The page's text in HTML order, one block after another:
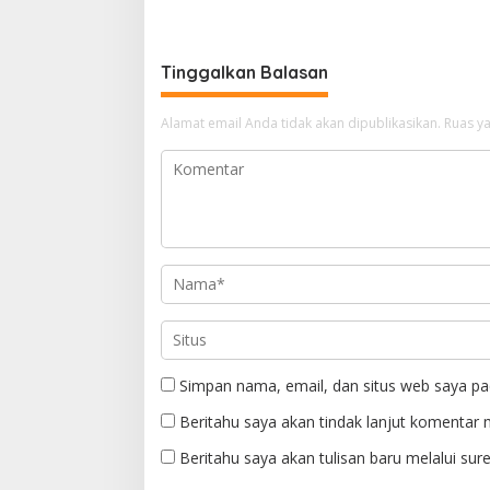
Tinggalkan Balasan
Alamat email Anda tidak akan dipublikasikan. Ruas
Simpan nama, email, dan situs web saya
Beritahu saya akan tindak lanjut komentar
Beritahu saya akan tulisan baru melalui